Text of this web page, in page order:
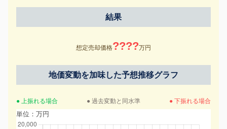
結果
想定売却価格????万円
地価変動を加味した予想推移グラフ
● 上振れる場合 ● 過去変動と同水準 ● 下振れる場合
単位：万円